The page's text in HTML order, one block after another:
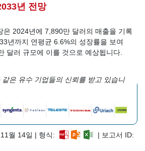
년 전망
은 2024년에 7,890만 달러의 매출을 기록
년까지 연평균 6.6%의 성장률을 보여
달러 규모에 이를 것으로 예상됩니다.
같은 유수 기업들의 신뢰를 받고 있습니
월 14일 | 형식:
| 보고서 ID: